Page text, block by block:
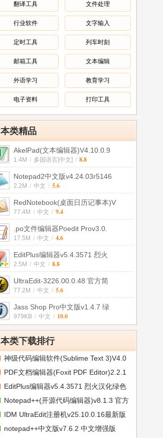
知到app(知到四六级/知到考研) V4.9.8安
卓版
安卓版 / 中文 /
翻译工具 文件处理
行业软件 文字输入
定时工具 列车时刻
邮箱工具 文本编辑
外语学习 教育学习
电子资料 打印工具
本类精品
AkelPad(文本编辑器)V4.10.0.9
1.4M / 多国语言[中文] / 8.8
Notepad2中文版v4.24.03r5146
2.2M / 中文 / 5.6
RedNotebook(桌面日历记事本)V
77.4M / 中文 / 9.4
.po文件编辑器Poedit Prov3.0.
17.5M / 中文 / 4.6
EditPlus编辑器v5.4.3571 烈火
2.5M / 中文 / 8.8
UltraEdit-3226.00.0.48 官方简
77.2M / 中文 / 5.6
Jass Shop Pro中文版v1.4.7 绿
979KB / 中文 / 10.0
本类下载排行
神级代码编辑软件(Sublime Text 3)V4.0
PDF文档编辑器(Foxit PDF Editor)2.2.1
EditPlus编辑器v5.4.3571 烈火汉化绿色
Notepad++(开源代码编辑器)v8.1.3 官方
IDM UltraEdit注册机v25.10.0.16最新版
notepad++中文版v7.6.2 中文增强版